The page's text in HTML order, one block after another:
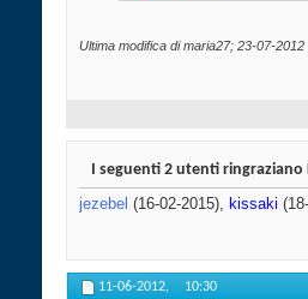
Ultima modifica di maria27; 23-07-2012
I seguenti 2 utenti ringraziano
jezebel (16-02-2015), kissaki
11-06-2012, 10:30